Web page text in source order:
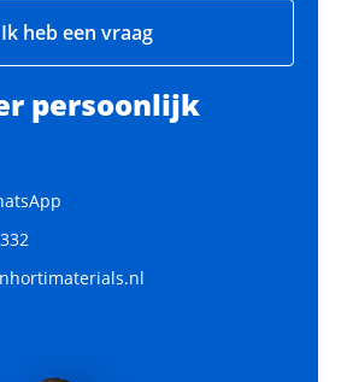
Ik heb een vraag
persoonlijk